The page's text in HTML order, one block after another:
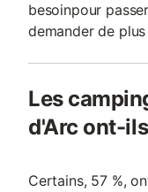
besoinpour
demander de plus
Les
d'Arc ont-
Certains, 57 %,